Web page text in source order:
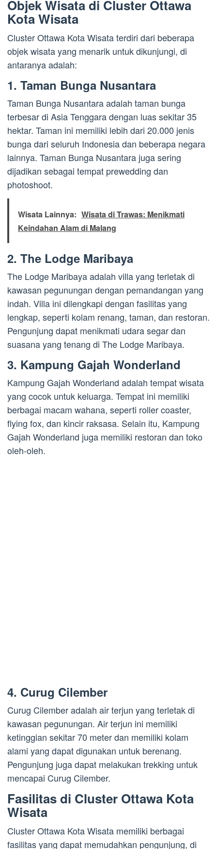
Objek Wisata di Cluster Ottawa
Kota Wisata
Cluster Ottawa Kota Wisata terdiri dari beberapa
objek wisata yang menarik untuk dikunjungi, di
antaranya adalah:
1. Taman Bunga Nusantara
Taman Bunga Nusantara adalah taman bunga
terbesar di Asia Tenggara dengan luas sekitar 35
hektar. Taman ini memiliki lebih dari 20.000 jenis
bunga dari seluruh Indonesia dan beberapa negara
lainnya. Taman Bunga Nusantara juga sering
dijadikan sebagai tempat prewedding dan
photoshoot.
Wisata Lainnya: Wisata di Trawas: Menikmati
Keindahan Alam di Malang
2. The Lodge Maribaya
The Lodge Maribaya adalah villa yang terletak di
kawasan pegunungan dengan pemandangan yang
indah. Villa ini dilengkapi dengan fasilitas yang
lengkap, seperti kolam renang, taman, dan restoran.
Pengunjung dapat menikmati udara segar dan
suasana yang tenang di The Lodge Maribaya.
3. Kampung Gajah Wonderland
Kampung Gajah Wonderland adalah tempat wisata
yang cocok untuk keluarga. Tempat ini memiliki
berbagai macam wahana, seperti roller coaster,
flying fox, dan kincir raksasa. Selain itu, Kampung
Gajah Wonderland juga memiliki restoran dan toko
oleh-oleh.
4. Curug Cilember
Curug Cilember adalah air terjun yang terletak di
kawasan pegunungan. Air terjun ini memiliki
ketinggian sekitar 70 meter dan memiliki kolam
alami yang dapat digunakan untuk berenang.
Pengunjung juga dapat melakukan trekking untuk
mencapai Curug Cilember.
Fasilitas di Cluster Ottawa Kota
Wisata
Cluster Ottawa Kota Wisata memiliki berbagai
fasilitas yang dapat memudahkan pengunjung, di